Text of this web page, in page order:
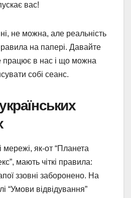
вас!
не можна, але реальність
на папері. Давайте
працює в нас і що можна
собі сеанс.
мережі, як-от “Планета
мають чіткі правила:
ззовні заборонено. На
“Умови відвідування”